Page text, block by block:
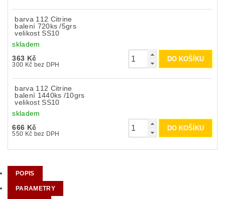
barva 112 Citrine
balení 720ks /5grs
velikost SS10
skladem
363 Kč
300 Kč bez DPH
barva 112 Citrine
balení 1440ks /10grs
velikost SS10
skladem
666 Kč
550 Kč bez DPH
POPIS
PARAMETRY